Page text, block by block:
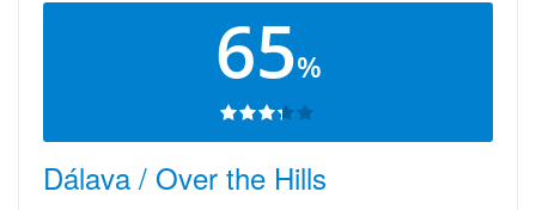
65%
Dálava / Over the Hills